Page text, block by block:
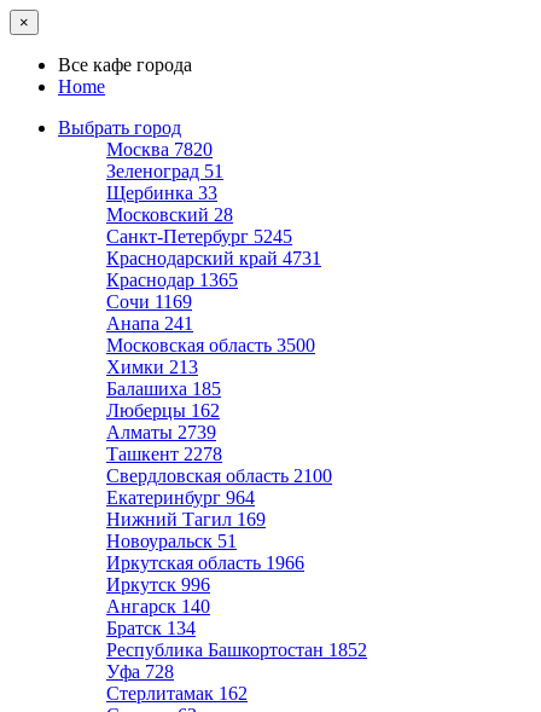
×
Все кафе города
Home
Выбрать город
Москва 7820
Зеленоград 51
Щербинка 33
Московский 28
Санкт-Петербург 5245
Краснодарский край 4731
Краснодар 1365
Сочи 1169
Анапа 241
Московская область 3500
Химки 213
Балашиха 185
Люберцы 162
Алматы 2739
Ташкент 2278
Свердловская область 2100
Екатеринбург 964
Нижний Тагил 169
Новоуральск 51
Иркутская область 1966
Иркутск 996
Ангарск 140
Братск 134
Республика Башкортостан 1852
Уфа 728
Стерлитамак 162